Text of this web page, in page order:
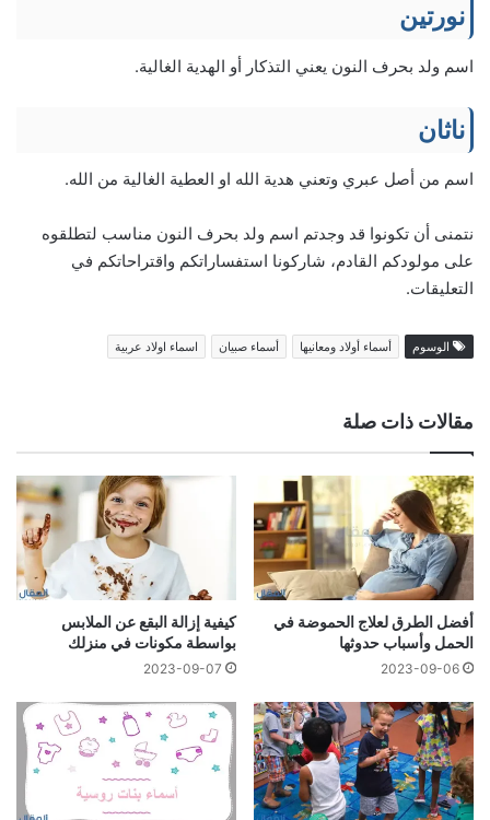
نورتين
اسم ولد بحرف النون يعني التذكار أو الهدية الغالية.
ناثان
اسم من أصل عبري وتعني هدية الله او العطية الغالية من الله.
نتمنى أن تكونوا قد وجدتم اسم ولد بحرف النون مناسب لتطلقوه
على مولودكم القادم، شاركونا استفساراتكم واقتراحاتكم في
التعليقات.
الوسوم أسماء أولاد ومعانيها أسماء صبيان اسماء اولاد عربية
مقالات ذات صلة
أفضل الطرق لعلاج الحموضة في
الحمل وأسباب حدوثها
2023-09-06
كيفية إزالة البقع عن الملابس
بواسطة مكونات في منزلك
2023-09-07